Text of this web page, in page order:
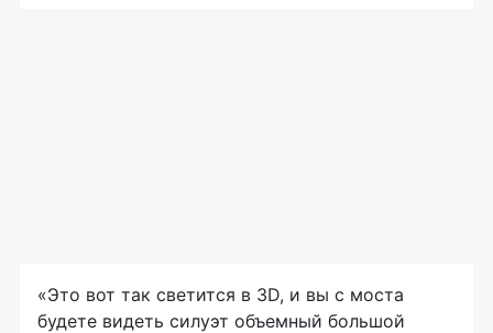
«Это вот так светится в 3D, и вы с моста
будете видеть силуэт объемный большой